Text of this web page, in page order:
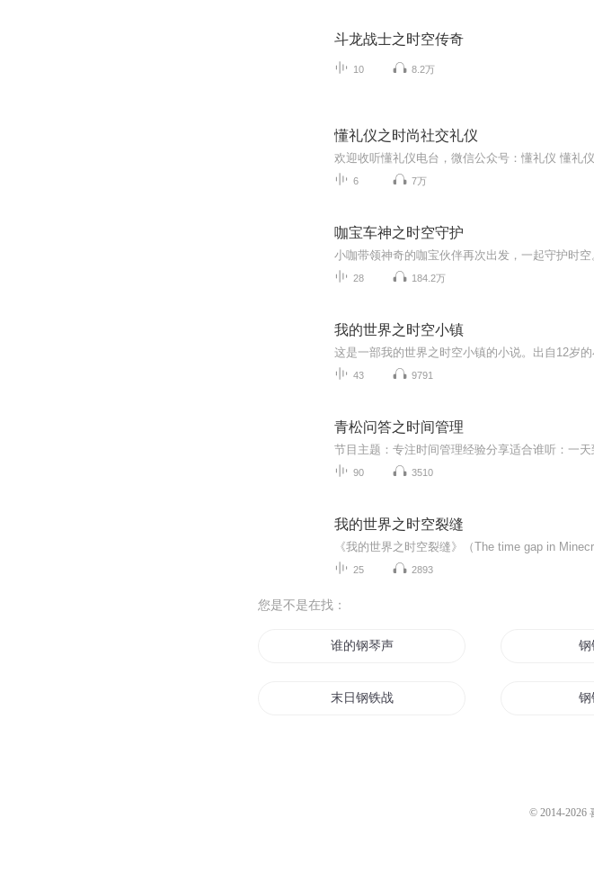
斗龙战士之时空传奇
10 8.2万
懂礼仪之时尚社交礼仪
6 7万
咖宝车神之时空守护
28 184.2万
我的世界之时空小镇
这是一部我的世界之时空小镇的小说。出自12岁
43 9791
青松问答之时间管理
90 3510
我的世界之时空裂缝
25 2893
您是不是在找：
谁的钢琴声 钢
末日钢铁战神 钢
© 2014-2026